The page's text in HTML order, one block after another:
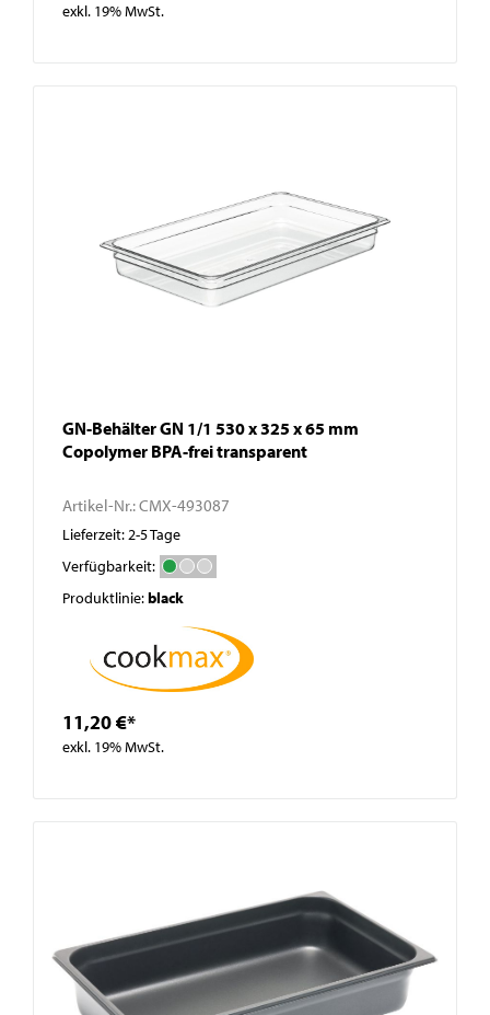
exkl. 19% MwSt.
GN-Behälter GN 1/1 530 x 325 x 65 mm
Copolymer BPA-frei transparent
Artikel-Nr.:CMX-493087
Lieferzeit: 2-5 Tage
Verfügbarkeit:
Produktlinie:black
11,20 €*
exkl. 19% MwSt.